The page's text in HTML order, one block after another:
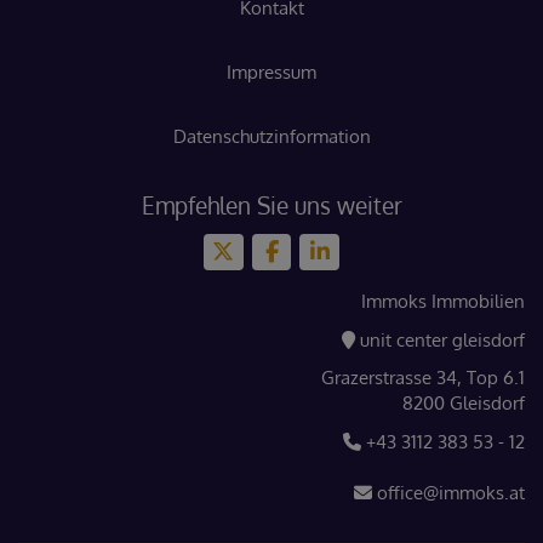
Kontakt
Impressum
Datenschutzinformation
Empfehlen Sie uns weiter
Immoks Immobilien
unit center gleisdorf
Grazerstrasse 34, Top 6.1
8200 Gleisdorf
+43 3112 383 53 - 12
office@immoks.at